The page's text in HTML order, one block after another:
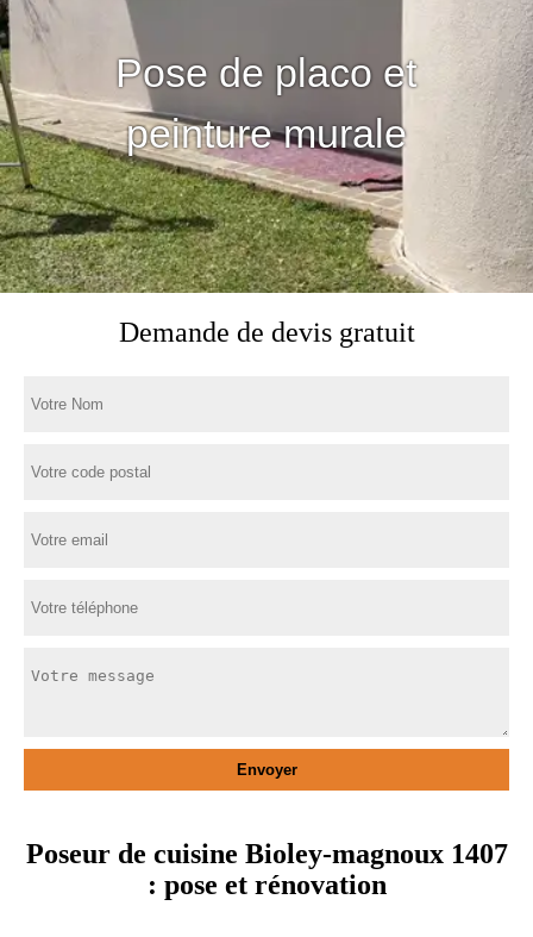
Pose de placo et
peinture murale
Demande de devis gratuit
Poseur de cuisine Bioley-magnoux 1407
: pose et rénovation